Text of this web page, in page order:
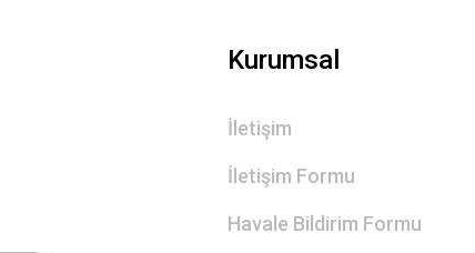
Kurumsal
İletişim
İletişim Formu
Havale Bildirim Formu